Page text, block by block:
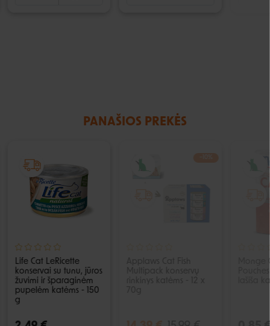
PANAŠIOS PREKĖS
Life Cat LeRicette
konservai su tunu, jūros
žuvimi ir šparaginėm
pupelėm katėms - 150
g
Monge
lašiša